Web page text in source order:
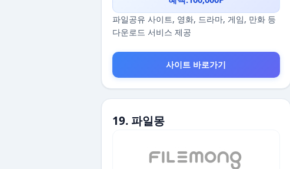
파일공유 사이트, 영화, 드라마, 게임, 만화 등
다운로드 서비스 제공
사이트 바로가기
19. 파일몽